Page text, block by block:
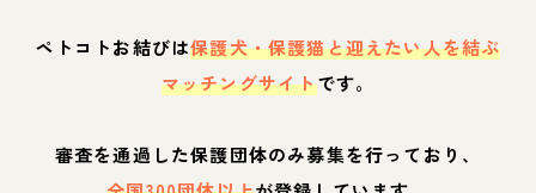
ペトコトお結びは保護犬・保護猫と迎えたい人を結ぶ
マッチングサイトです。
審査を通過した保護団体のみ募集を行っており、